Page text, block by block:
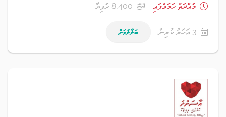
މުއްދަތު ހަމަވެފައި
8,400 ރުފިޔާ
3 އަހަރު ކުރިން ބަލާލުމަށް